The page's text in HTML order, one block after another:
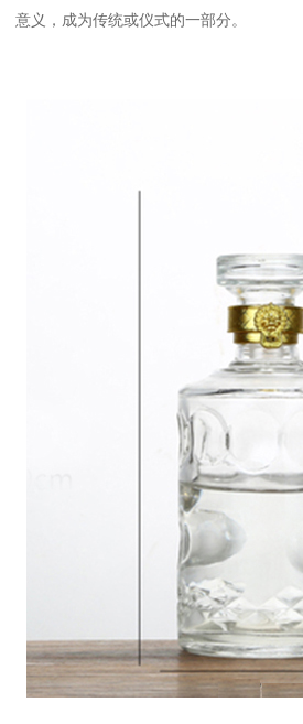
意义，成为传统或仪式的一部分。